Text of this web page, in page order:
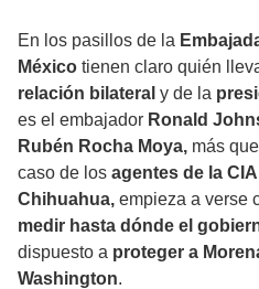
En los pasillos de la
México tienen claro quién
relación bilateral y de la
es el embajador Ronald
Rubén Rocha Moya, más
caso de los agentes de la
Chihuahua, empieza a verse
medir hasta dónde el
dispuesto a proteger a
Washington.